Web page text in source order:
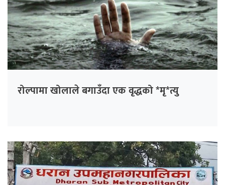
रोल्पामा खोलाले बगाउँदा एक वृद्धको *मृ*त्यु